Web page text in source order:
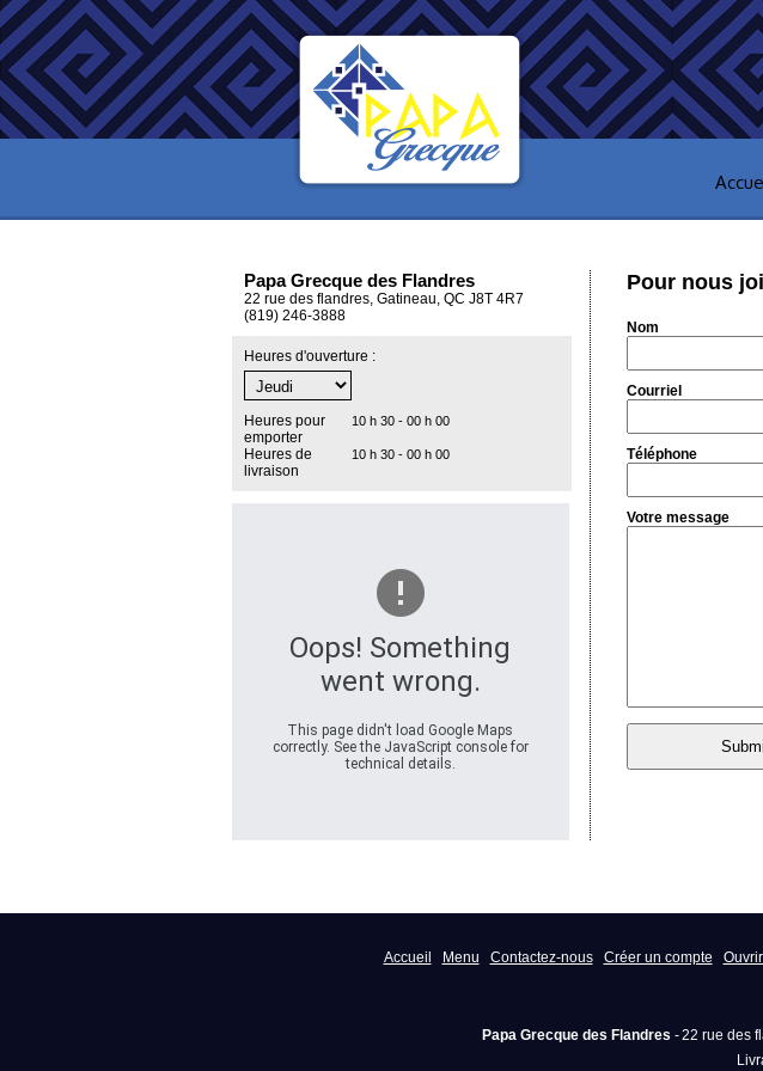
Papa Grecque des Flandres
22 rue des flandres, Gatineau, QC J8T 4R7
(819) 246-3888
Heures d'ouverture :
Heures pour
emporter
10 h 30 - 00 h 00
Heures de
livraison
10 h 30 - 00 h 00
Oops! Something
went wrong.
This page didn't load Google Maps
correctly. See the JavaScript console for
technical details.
Pour nous
Nom
Courriel
Téléphone
Votre message
Accueil Menu Contactez-nous Créer un compte
Papa Grecque des Flandres -22 rue des